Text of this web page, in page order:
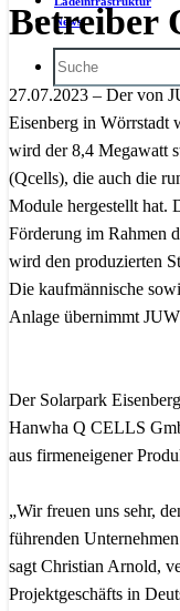
News
Betreiber
27.07.2023 – Der von
Eisenberg in Wörrstadt
wird der 8,4 Megawatt
(Qcells), die auch die
Module hergestellt hat.
Förderung im Rahmen
wird den produzierten
Die kaufmännische
Anlage übernimmt
Der Solarpark
Hanwha Q CELLS
aus firmeneigener
„Wir freuen uns sehr,
führenden
sagt Christian Arnold,
Projektgeschäfts in